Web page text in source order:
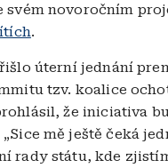
svém novoročním
.
úterní jednání
tzv. koalice
že iniciativa
mě ještě čeká
rady státu, kde